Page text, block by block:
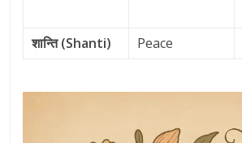
शान्ति (Shanti)
Peace